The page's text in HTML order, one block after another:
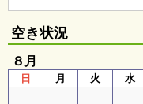
ン
い
ち
ょ
う
並
空き状況
８月
日 月 火 水